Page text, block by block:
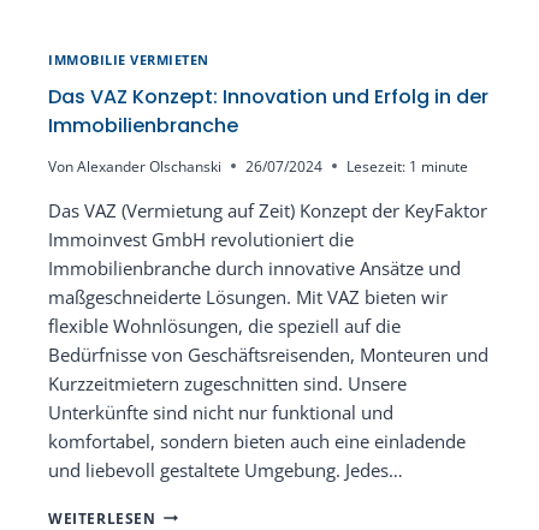
IMMOBILIE VERMIETEN
Das VAZ Konzept: Innovation und Erfolg in der
Immobilienbranche
VonAlexander Olschanski 26/07/2024 Lesezeit: 1 minute
Das VAZ (Vermietung auf Zeit) Konzept der KeyFaktor
Immoinvest GmbH revolutioniert die
Immobilienbranche durch innovative Ansätze und
maßgeschneiderte Lösungen. Mit VAZ bieten wir
flexible Wohnlösungen, die speziell auf die
Bedürfnisse von Geschäftsreisenden, Monteuren und
Kurzzeitmietern zugeschnitten sind. Unsere
Unterkünfte sind nicht nur funktional und
komfortabel, sondern bieten auch eine einladende
und liebevoll gestaltete Umgebung. Jedes…
WEITERLESEN DAS